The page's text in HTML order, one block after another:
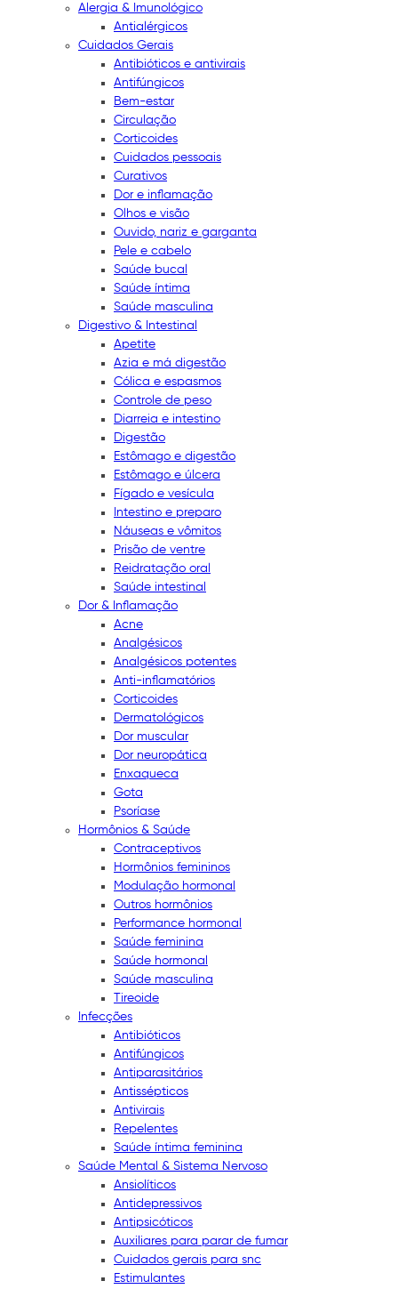
Alergia & Imunológico
Antialérgicos
Cuidados Gerais
Antibióticos e antivirais
Antifúngicos
Bem-estar
Circulação
Corticoides
Cuidados pessoais
Curativos
Dor e inflamação
Olhos e visão
Ouvido, nariz e garganta
Pele e cabelo
Saúde bucal
Saúde íntima
Saúde masculina
Digestivo & Intestinal
Apetite
Azia e má digestão
Cólica e espasmos
Controle de peso
Diarreia e intestino
Digestão
Estômago e digestão
Estômago e úlcera
Fígado e vesícula
Intestino e preparo
Náuseas e vômitos
Prisão de ventre
Reidratação oral
Saúde intestinal
Dor & Inflamação
Acne
Analgésicos
Analgésicos potentes
Anti-inflamatórios
Corticoides
Dermatológicos
Dor muscular
Dor neuropática
Enxaqueca
Gota
Psoríase
Hormônios & Saúde
Contraceptivos
Hormônios femininos
Modulação hormonal
Outros hormônios
Performance hormonal
Saúde feminina
Saúde hormonal
Saúde masculina
Tireoide
Infecções
Antibióticos
Antifúngicos
Antiparasitários
Antissépticos
Antivirais
Repelentes
Saúde íntima feminina
Saúde Mental & Sistema Nervoso
Ansiolíticos
Antidepressivos
Antipsicóticos
Auxiliares para parar de fumar
Cuidados gerais para snc
Estimulantes